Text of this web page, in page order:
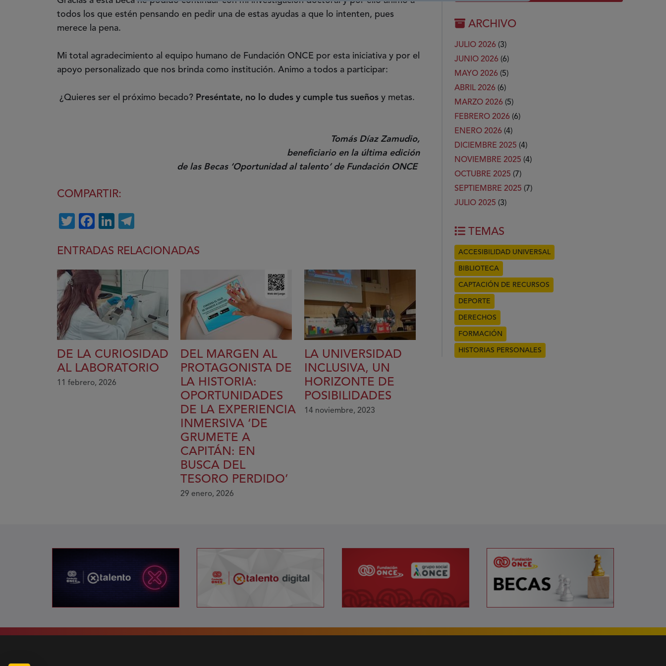
todos los que estén pensando en pedir una de estas ayudas a que lo intenten, pues
merece la pena.
Mi total agradecimiento al equipo humano de Fundación ONCE por esta iniciativa y por el
apoyo personalizado que nos brinda como institución. Animo a todos a participar:
¿Quieres ser el próximo becado? Preséntate, no lo dudes y cumple tus sueños y metas.
Tomás Díaz Zamudio,
beneficiario en la última edición
de las Becas ‘Oportunidad al talento’ de Fundación ONCE
COMPARTIR:
TwitterFacebook
LinkedIn
ENTRADAS RELACIONADAS
DE LA CURIOSIDAD
AL LABORATORIO
11 febrero, 2026
DEL MARGEN AL
PROTAGONISTA DE
LA HISTORIA:
OPORTUNIDADES
DE LA EXPERIENCIA
INMERSIVA ‘DE
GRUMETE A
CAPITÁN: EN
BUSCA DEL
TESORO PERDIDO’
29 enero, 2026
LA UNIVERSIDAD
INCLUSIVA, UN
HORIZONTE DE
POSIBILIDADES
14 noviembre, 2023
ARCHIVO
JULIO 2026 (3)
JUNIO 2026 (6)
MAYO 2026 (5)
ABRIL 2026 (6)
MARZO 2026 (5)
FEBRERO 2026 (6)
ENERO 2026 (4)
DICIEMBRE 2025 (4)
NOVIEMBRE 2025 (4)
OCTUBRE 2025 (7)
SEPTIEMBRE 2025 (7)
JULIO 2025 (3)
TEMAS
ACCESIBILIDAD UNIVERSAL
BIBLIOTECA
CAPTACIÓN DE RECURSOS
DEPORTE
DERECHOS
FORMACIÓN
HISTORIAS PERSONALES